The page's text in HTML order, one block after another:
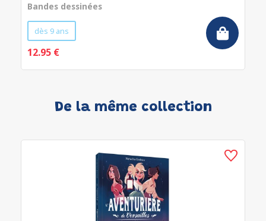
Bandes dessinées
dès 9 ans
12.95 €
De la même collection